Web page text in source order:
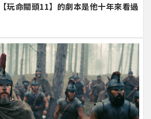
玩命關頭11】的劇本是他十年來看過